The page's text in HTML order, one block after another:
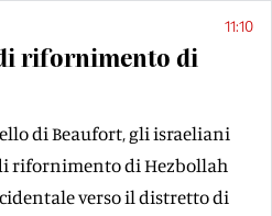
11:10
rifornimento di
di Beaufort, gli israeliani
rifornimento di Hezbollah
verso il distretto di